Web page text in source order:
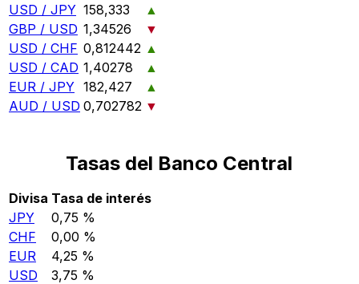
USD / JPY 158,333
▲
GBP / USD 1,34526
▼
USD / CHF 0,812442 ▲
USD / CAD 1,40278
▲
EUR / JPY 182,427
▲
AUD / USD 0,702782 ▼
Tasas del Banco Central
Divisa Tasa de interés
JPY
0,75 %
CHF
0,00 %
EUR
4,25 %
USD
3,75 %